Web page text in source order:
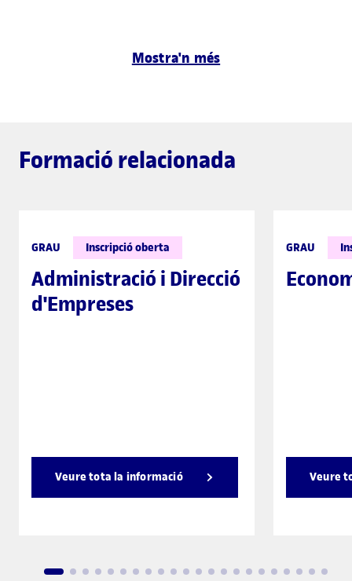
Mostra'n més
Formació relacionada
GRAU Inscripció oberta
Administració i Direcció
d'Empreses
Veure tota la informació
GRAU
Veure